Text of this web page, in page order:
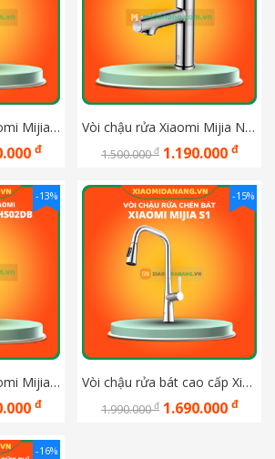
Bộ vòi sen tắm Xiaomi Mijia C MJKWLYHS04DB
đ
Vòi chậu rửa Xiaomi Mijia N1 MJMPLTN1DB
1.500.000đ 1.190.000 đ
Bộ vòi sen tắm Xiaomi Mijia N1 MJKWLYHS02DB
đ
-13%
Vòi chậu rửa bát cao cấp Xiaomi Mijia S1
1.990.000đ 1.690.000 đ
-15%
-16%